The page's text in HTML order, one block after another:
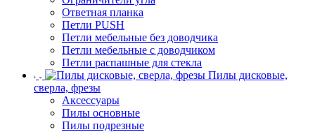
Ответная планка
Петли PUSH
Петли мебельные без доводчика
Петли мебельные с доводчиком
Петли распашные для стекла
Пилы дисковые,
сверла, фрезы
Аксессуары
Пилы основные
Пилы подрезные